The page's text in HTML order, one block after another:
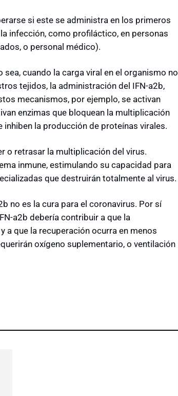
si este se administra en los primeros
infección, como profiláctico, en personas
o personal médico).
cuando la carga viral en el organismo no
tejidos, la administración del IFN-a2b,
mecanismos, por ejemplo, se activan
enzimas que bloquean la multiplicación
la producción de proteínas virales.
o retrasar la multiplicación del virus.
inmune, estimulando su capacidad para
que destruirán totalmente al virus.
no es la cura para el coronavirus. Por sí
a2b debería contribuir a que la
a que la recuperación ocurra en menos
oxígeno suplementario, o ventilación